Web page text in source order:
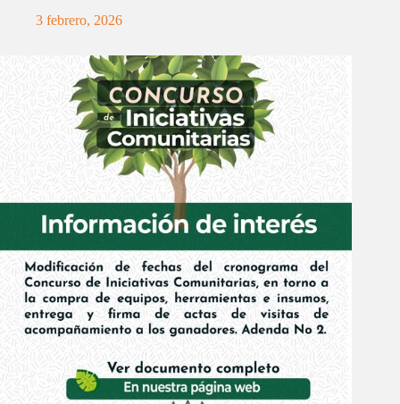
3 febrero, 2026